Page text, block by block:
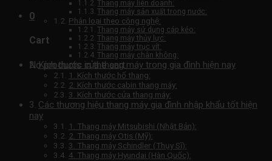
0
Cart
No products in the cart.
Thang máy liên doanh:
Thang máy sản xuất trong nước:
Phân loại theo công nghệ:
Thang máy sử dụng cáp kéo:
Thang máy thủy lực:
Thang máy trục vít:
Thang máy chân không:
Kích thước của thang máy trong gia đình hiện nay
1. Kích thước hố thang:
2. Kích thước cabin thang máy:
3. Kích thước cửa thang máy:
Các thương hiệu thang máy gia đình nhập khẩu tốt hiện
nay
1. Thang máy Mitsubishi (Nhật Bản):
2. Thang máy Otis (Mỹ):
3. Thang máy Schindler (Thụy Sĩ):
4. Thang máy Hyundai (Hàn Quốc):